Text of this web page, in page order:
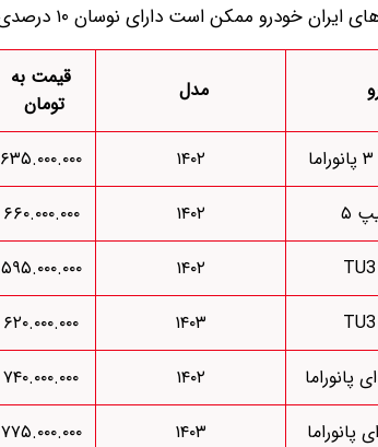
است دارای نوسان ۱۰ درصدی در نمایندگی ها باشد .
مدل
قیمت به
تومان
۱۴۰۲
۶۳۵.۰۰۰.۰۰۰
۱۴۰۲
۶۶۰.۰۰۰.۰۰۰
۱۴۰۲
۵۹۵.۰۰۰.۰۰۰
۱۴۰۳
۶۲۰.۰۰۰.۰۰۰
۱۴۰۲
۷۴۰.۰۰۰.۰۰۰
۱۴۰۳
۷۷۵.۰۰۰.۰۰۰